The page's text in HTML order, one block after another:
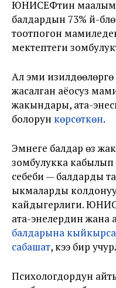
ЮНИСЕФтин
балдардын 73% үй-
тоотпогон
мектептеги
Ал эми изилдөөлөргө
жасалган аёосуз
жакындары, ата-
болорун көрсөткөн.
Эмнеге балдар өз
зомбулукка
себеби — балдарды
ыкмаларды
кайдыгерлиги.
ата-энелердин жана
балдарына кыйкырса
сабашат, кээ бир
Психологдордун